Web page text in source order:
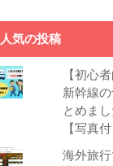
人気の投稿
【初心
新幹線
とめま
【写真付
海外旅